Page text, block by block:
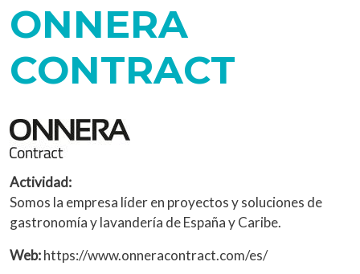
ONNERA
CONTRACT
Actividad:
Somos la empresa líder en proyectos y soluciones de
gastronomía y lavandería de España y Caribe.
Web:https://www.onneracontract.com/es/